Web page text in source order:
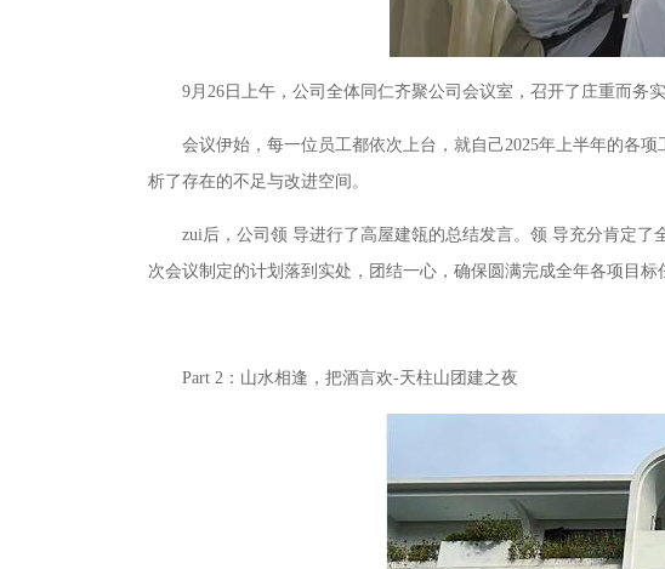
9月26日上午，公司全体同仁齐聚公司会议室，召开了庄重而务实
会议伊始，每一位员工都依次上台，就自己2025年上半年的各项
析了存在的不足与改进空间。
zui后，公司领 导进行了高屋建瓴的总结发言。领 导充分肯定了
次会议制定的计划落到实处，团结一心，确保圆满完成全年各项目
Part 2：山水相逢，把酒言欢-天柱山团建之夜